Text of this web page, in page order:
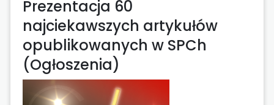
Prezentacja 60
najciekawszych artykułów
opublikowanych w SPCh
(Ogłoszenia)